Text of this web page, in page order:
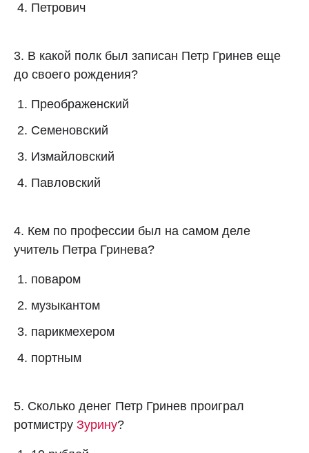
Петрович
3. В какой полк был записан Петр Гринев еще
до своего рождения?
Преображенский
Семеновский
Измайловский
Павловский
4. Кем по профессии был на самом деле
учитель Петра Гринева?
поваром
музыкантом
парикмехером
портным
5. Сколько денег Петр Гринев проиграл
ротмистру Зурину?